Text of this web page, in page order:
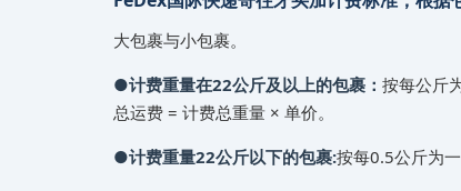
大包裹与小包裹。
●计费重量在22公斤及以上的包裹： 按每公斤
总运费 = 计费总重量 × 单价。
●计费重量22公斤以下的包裹:按每0.5公斤为